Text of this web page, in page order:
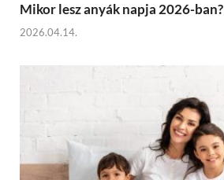
Mikor lesz anyák napja 2026-ban?
2026.04.14.